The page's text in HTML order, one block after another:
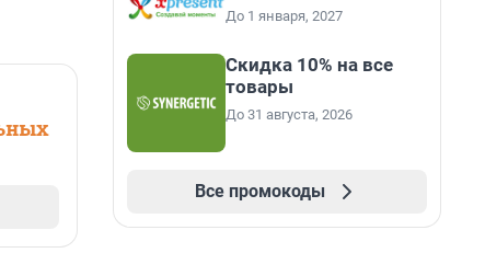
До 1 января, 2027
Скидка 10% на все
товары
До 31 августа, 2026
Все промокоды